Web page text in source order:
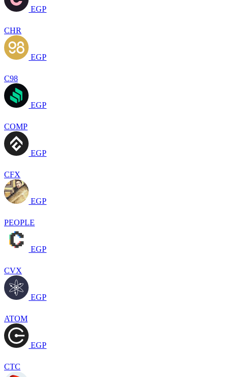
EGP
CHR
EGP
C98
EGP
COMP
EGP
CFX
EGP
PEOPLE
EGP
CVX
EGP
ATOM
EGP
CTC